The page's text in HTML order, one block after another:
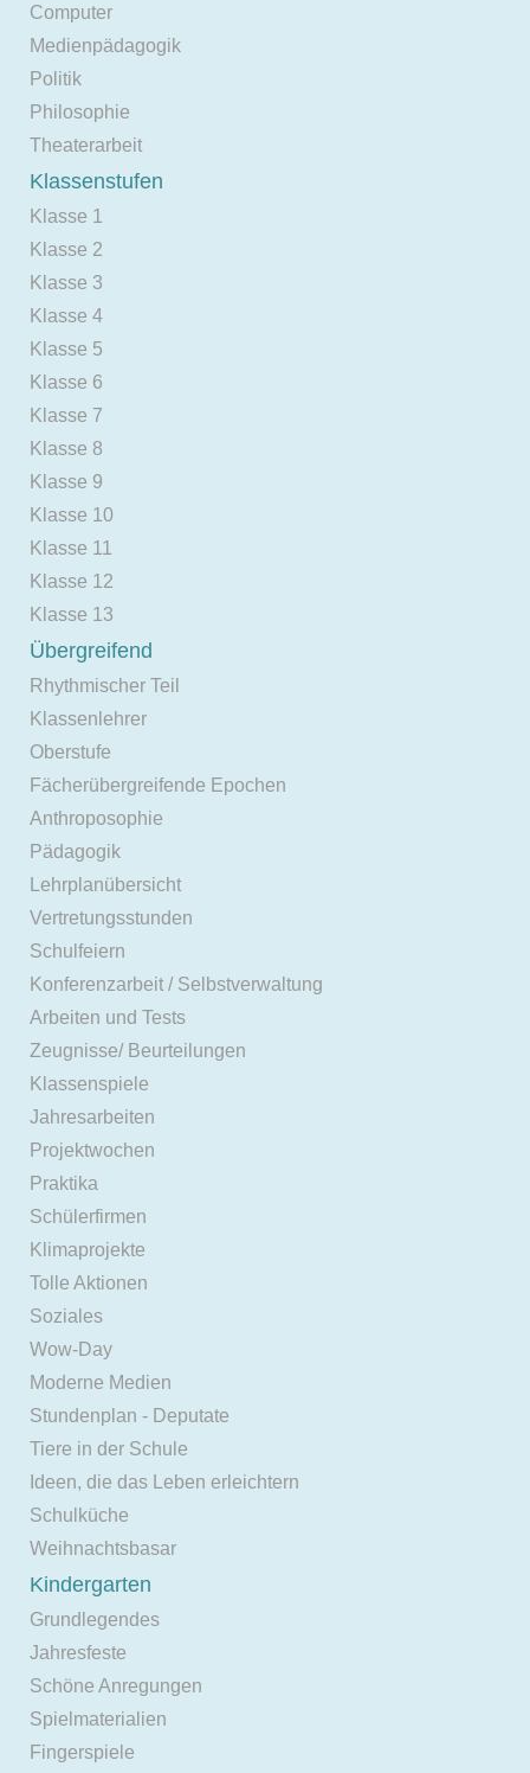
Computer
Medienpädagogik
Politik
Philosophie
Theaterarbeit
Klassenstufen
Klasse 1
Klasse 2
Klasse 3
Klasse 4
Klasse 5
Klasse 6
Klasse 7
Klasse 8
Klasse 9
Klasse 10
Klasse 11
Klasse 12
Klasse 13
Übergreifend
Rhythmischer Teil
Klassenlehrer
Oberstufe
Fächerübergreifende Epochen
Anthroposophie
Pädagogik
Lehrplanübersicht
Vertretungsstunden
Schulfeiern
Konferenzarbeit / Selbstverwaltung
Arbeiten und Tests
Zeugnisse/ Beurteilungen
Klassenspiele
Jahresarbeiten
Projektwochen
Praktika
Schülerfirmen
Klimaprojekte
Tolle Aktionen
Soziales
Wow-Day
Moderne Medien
Stundenplan - Deputate
Tiere in der Schule
Ideen, die das Leben erleichtern
Schulküche
Weihnachtsbasar
Kindergarten
Grundlegendes
Jahresfeste
Schöne Anregungen
Spielmaterialien
Fingerspiele